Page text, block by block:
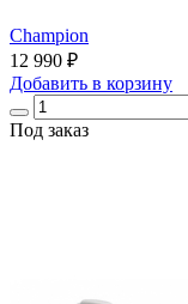
Champion
12 990 ₽
Добавить в корзину
Под заказ